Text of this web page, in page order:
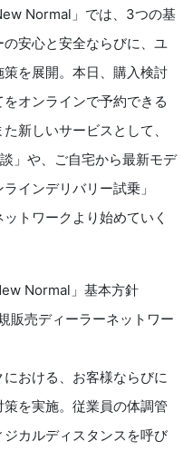
Normal」では、3つの基
安心と安全ならびに、ユ
を展開。本日、購入検討
オンラインで予約できる
新しいサービスとして、
」や、ご自宅から最新モデ
インデリバリー試乗」
トワークより始めていく
Normal」基本方針
販売ディーラーネットワー
おける、お客様ならびに
を実施。従業員の体調管
カルディスタンスを呼び